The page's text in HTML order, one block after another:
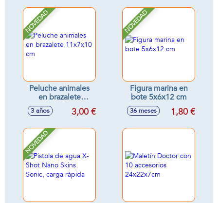
NOVEDAD
Peluche animales
en brazalete
11x7x10 cm
3 años 3,00 €
NOVEDAD
Figura marina en
bote 5x6x12 cm
36 meses 1,80 €
NOVEDAD